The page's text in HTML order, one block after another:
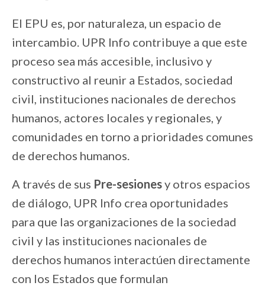
El EPU es, por naturaleza, un espacio de
intercambio. UPR Info contribuye a que este
proceso sea más accesible, inclusivo y
constructivo al reunir a Estados, sociedad
civil, instituciones nacionales de derechos
humanos, actores locales y regionales, y
comunidades en torno a prioridades comunes
de derechos humanos.
A través de sus Pre-sesionesy otros espacios
de diálogo, UPR Info crea oportunidades
para que las organizaciones de la sociedad
civil y las instituciones nacionales de
derechos humanos interactúen directamente
con los Estados que formulan